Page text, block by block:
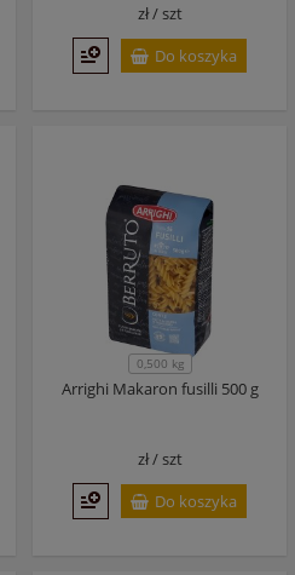
zł /szt
Do koszyka
0,500 kg
Arrighi Makaron fusilli 500 g
zł /szt
Do koszyka